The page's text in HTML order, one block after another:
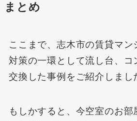
まとめ
ここまで、志木市の賃貸マン
対策の一環として流し台、コ
交換した事例をご紹介しまし
もしかすると、今空室のお部